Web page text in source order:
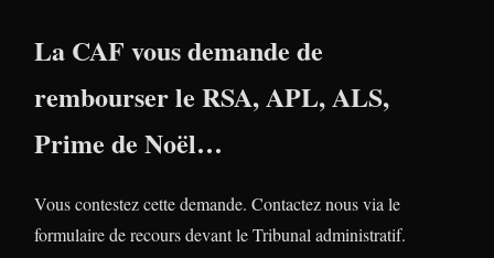
La CAF vous demande de
rembourser le RSA, APL, ALS,
Prime de Noël…
Vous contestez cette demande. Contactez nous via le
formulaire de recours devant le Tribunal administratif.